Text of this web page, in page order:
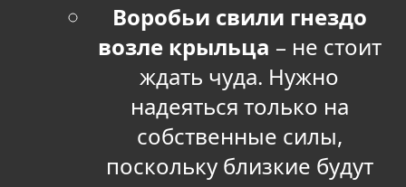
Воробьи свили гнездо
возле крыльца – не стоит
ждать чуда. Нужно
надеяться только на
собственные силы,
поскольку близкие будут